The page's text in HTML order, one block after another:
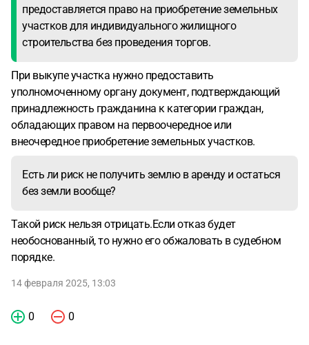
предоставляется право на приобретение земельных
участков для индивидуального жилищного
строительства без проведения торгов.
При выкупе участка нужно предоставить
уполномоченному органу документ, подтверждающий
принадлежность гражданина к категории граждан,
обладающих правом на первоочередное или
внеочередное приобретение земельных участков.
Есть ли риск не получить землю в аренду и остаться
без земли вообще?
Такой риск нельзя отрицать.Если отказ будет
необоснованный, то нужно его обжаловать в судебном
порядке.
14 февраля 2025, 13:03
0 0